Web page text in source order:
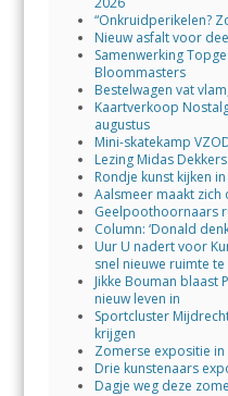
“Onkruidperikelen?
Nieuw asfalt voor
Samenwerking
Bloommasters
Bestelwagen vat
Kaartverkoop
augustus
Mini-skatekamp
Lezing Midas
Rondje kunst kijken
Aalsmeer maakt
Geelpoothoornaars
Column: ‘Donald
Uur U nadert voor
snel nieuwe ruimte te
Jikke Bouman blaast
nieuw leven in
Sportcluster
krijgen
Zomerse expositie in
Drie kunstenaars
Dagje weg deze